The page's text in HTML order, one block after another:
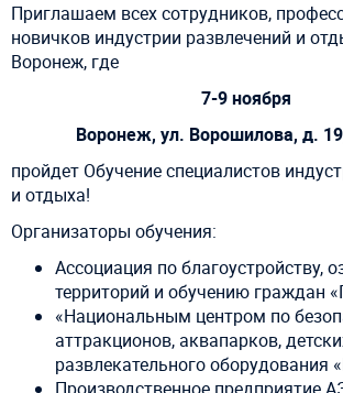
Приглашаем всех сотрудников,
новичков индустрии развлечений и
Воронеж, где
7-9 ноября
Воронеж, ул. Ворошилова, д.
пройдет Обучение специалистов
и отдыха!
Организаторы обучения:
Ассоциация по благоустройству,
территорий и обучению граждан
«Национальным центром по
аттракционов, аквапарков,
развлекательного оборудования